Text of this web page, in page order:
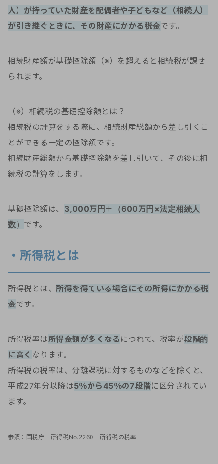
人）が持っていた財産を配偶者や子どもなど（相続人）
が引き継ぐときに、その財産にかかる税金です。
相続財産額が基礎控除額（※）を超えると相続税が課せ
られます。
（※）相続税の基礎控除額とは？
相続税の計算をする際に、相続財産総額から差し引くこ
とができる一定の控除額です。
相続財産総額から基礎控除額を差し引いて、その後に相
続税の計算をします。
基礎控除額は、 3,000万円＋（600万円×法定相続人
数） です。
・所得税とは
所得税とは、 所得を得ている場合にその所得にかかる税
金です。
所得税率は所得金額が多くなる につれて、税率が段階的
に高く なります。
所得税の税率は、分離課税に対するものなどを除くと、
平成27年分以降は5％から45％の7段階に区分されてい
ます。
参照：国税庁 所得税No.2260 所得税の税率